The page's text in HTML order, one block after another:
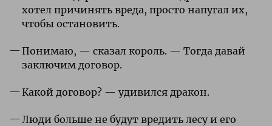
хотел причинять вреда, просто напугал их,
чтобы остановить.
Понимаю, — сказал король. — Тогда давай
заключим договор.
Какой договор? — удивился дракон.
Люди больше не будут вредить лесу и его